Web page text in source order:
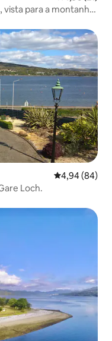
para a montanha
4,94 de uma
4,94 (84)
Loch.